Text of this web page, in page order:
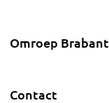
Omroep Brabant
Contact